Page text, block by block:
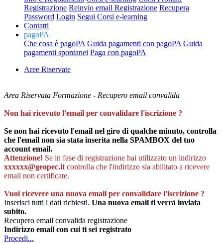
Registrazione Reinvio email Registrazione Recupera
Password Login Segui Corsi e-learning
Contatti
pagoPA
Che cosa è pagoPA Guida pagamenti con pagoPA Guida
pagamenti spontanei Paga con pagoPA
Aree Riservate
Area Riservata Formazione - Recupero email convalida
Non hai ricevuto l'email per convalidare l'iscrizione ?
Se non hai ricevuto l'email nel giro di qualche minuto, controlla
che l'email non sia stata inserita nella SPAMBOX del tuo
account email.
Attenzione! Se in fase di registrazione hai utilizzato un indirizzo
xxxxxx@geopec.it controlla che l'indirizzo sia abilitato a ricevere
email non certificate.
Vuoi ricevere una nuova email per convalidare l'iscrizione ?
Inserisci tutti i dati richiesti. Una nuova email ti verrà inviata
subito.
Recupero email convalida registrazione
Indirizzo email con cui ti sei registrato
Procedi...